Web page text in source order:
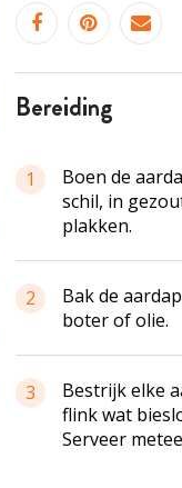
bereiding
1
Boen de
schil, in
plakken.
2
Bak de
boter of olie.
3
Bestrijk elke
flink wat
Serveer